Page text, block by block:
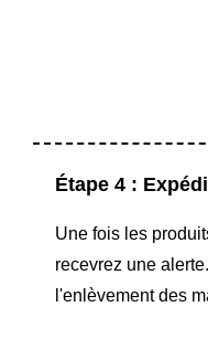
Étape 4 :
Une fois les
recevrez une
l'enlèvement des